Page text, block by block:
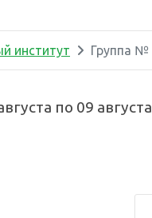
институт Группа №
по 09 августа